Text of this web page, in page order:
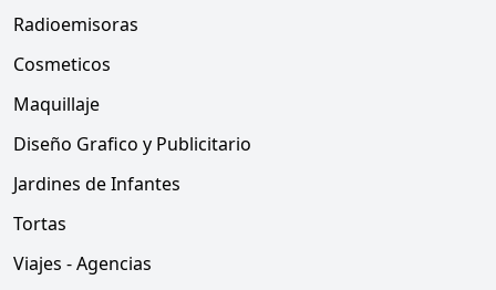
Radioemisoras
Cosmeticos
Maquillaje
Diseño Grafico y Publicitario
Jardines de Infantes
Tortas
Viajes - Agencias